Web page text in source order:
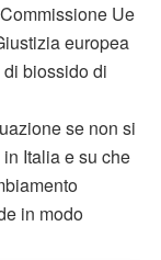
Ue
europea
biossido di
se non si
Italia e su che
in modo